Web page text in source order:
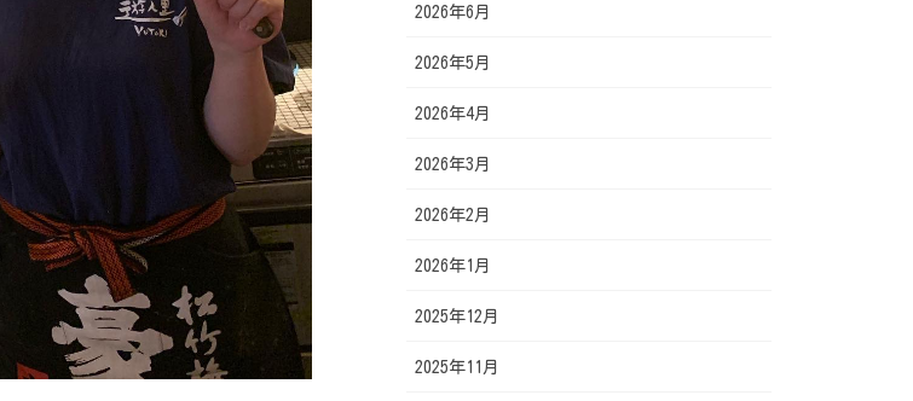
2026年6月
2026年5月
2026年4月
2026年3月
2026年2月
2026年1月
2025年12月
2025年11月